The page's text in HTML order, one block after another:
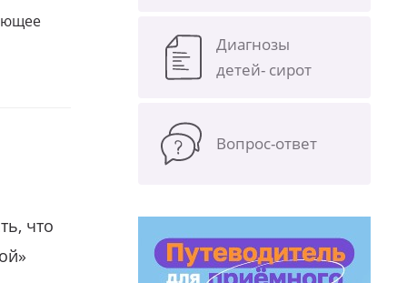
что
Диагнозы
детей- сирот
Вопрос-ответ